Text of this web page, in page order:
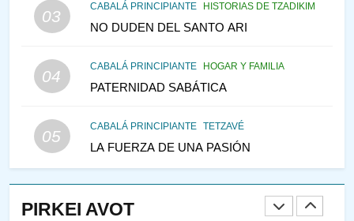
03
CABALÁ PRINCIPIANTE HISTORIAS DE TZADIKIM
NO DUDEN DEL SANTO ARI
04
CABALÁ PRINCIPIANTE HOGAR Y FAMILIA
PATERNIDAD SABÁTICA
05
CABALÁ PRINCIPIANTE TETZAVÉ
LA FUERZA DE UNA PASIÓN
PIRKEI AVOT
VEAMOS ¿POR QUÉ
IEHOSHÚA? Y LA QUEJA DE
1
RAZI ¿QUIÉN ES SABIO?